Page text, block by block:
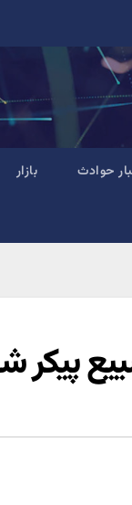
حوادث بازار